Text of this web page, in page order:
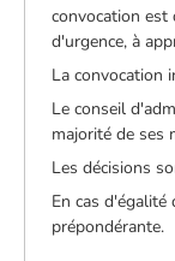
convocation est
d'urgence, à
La convocation
Le conseil
majorité de ses
Les décisions
En cas
prépondérante.